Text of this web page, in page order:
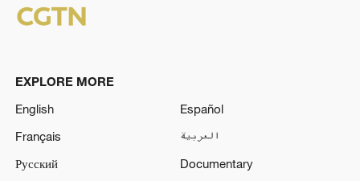
EXPLORE MORE
English
Español
Français
العربية
Русский
Documentary